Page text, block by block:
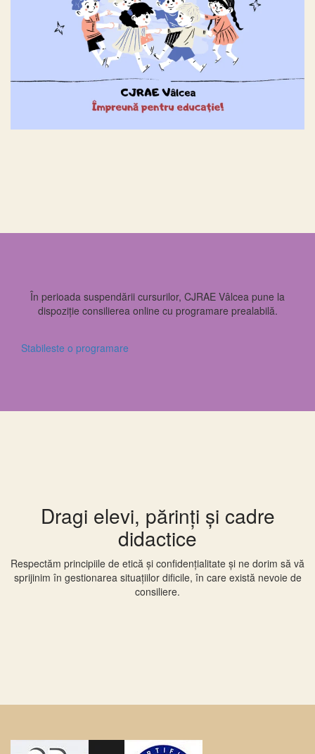
În perioada suspendării cursurilor, CJRAE Vâlcea pune la
dispoziție consilierea online cu programare prealabilă.
Stabileste o programare
Dragi elevi, părinți și cadre
didactice
Respectăm principiile de etică și confidențialitate și ne dorim să vă
sprijinim în gestionarea situațiilor dificile, în care există nevoie de
consiliere.